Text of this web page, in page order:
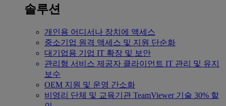
솔루션
개인용 어디서나 장치에 액세스
중소기업 원격 액세스 및 지원 단순화
대기업용 기업 IT 확장 및 보안
관리형 서비스 제공자 클라이언트 IT 관리 및 유지
보수
OEM 지원 및 운영 간소화
비영리 단체 및 교육기관 TeamViewer 기술 30% 할